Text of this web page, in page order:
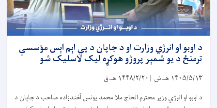
د اوبو او انرژي وزارت او د جاپان د پي اېم اېس مؤسسې
ترمنځ د یو شمېر پروژو هوکړه لیک لاسلیک شو
۱۴۰۵/۵/۱۳ هـ.ش | ۱۴۴۸/۲/۲۰ هـ.ق
د اوبو او انرژي وزیر محترم الحاج ملا محمد یونس آخندزاده صاحب د جاپان د